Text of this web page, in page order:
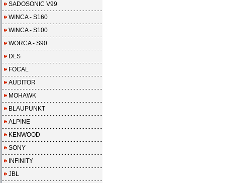
SADOSONIC V99
WINCA - S160
WINCA - S100
WORCA - S90
DLS
FOCAL
AUDITOR
MOHAWK
BLAUPUNKT
ALPINE
KENWOOD
SONY
INFINITY
JBL